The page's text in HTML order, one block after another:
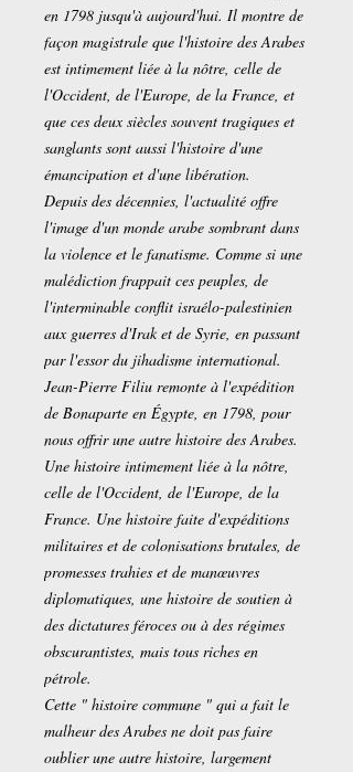
en 1798 jusqu'à aujourd'hui. Il montre de
façon magistrale que l'histoire des Arabes
est intimement liée à la nôtre, celle de
l'Occident, de l'Europe, de la France, et
que ces deux siècles souvent tragiques et
sanglants sont aussi l'histoire d'une
émancipation et d'une libération.
Depuis des décennies, l'actualité offre
l'image d'un monde arabe sombrant dans
la violence et le fanatisme. Comme si une
malédiction frappait ces peuples, de
l'interminable conflit israélo-palestinien
aux guerres d'Irak et de Syrie, en passant
par l'essor du jihadisme international.
Jean-Pierre Filiu remonte à l'expédition
de Bonaparte en Égypte, en 1798, pour
nous offrir une autre histoire des Arabes.
Une histoire intimement liée à la nôtre,
celle de l'Occident, de l'Europe, de la
France. Une histoire faite d'expéditions
militaires et de colonisations brutales, de
promesses trahies et de manœuvres
diplomatiques, une histoire de soutien à
des dictatures féroces ou à des régimes
obscurantistes, mais tous riches en
pétrole.
Cette " histoire commune " qui a fait le
malheur des Arabes ne doit pas faire
oublier une autre histoire, largement